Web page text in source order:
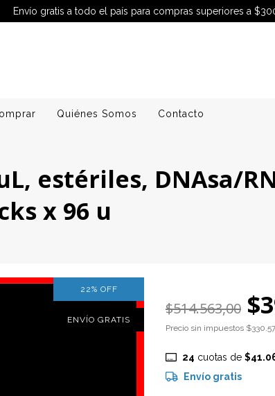
Envío gratis a todo el país para compras superiores a
Quiénes Somos Contacto
estériles, DNAsa/
x 96 u
22% OFF
ENVÍO GRATIS
$514.563,00
Precio sin impuestos
24 cuotas de
Envío gratis